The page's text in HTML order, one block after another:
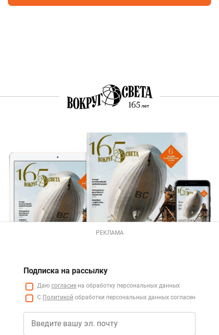
РЕКЛАМА
Подписка на рассылку
Даю согласие на обработку персональных данных
С Политикой обработки персональных данных согласен